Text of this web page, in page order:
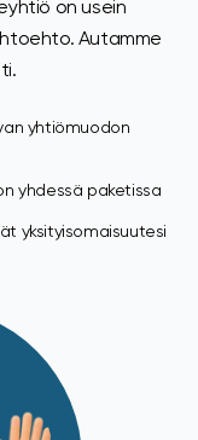
on usein
Autamme
yhtiömuodon
yhdessä paketissa
yksityisomaisuutesi